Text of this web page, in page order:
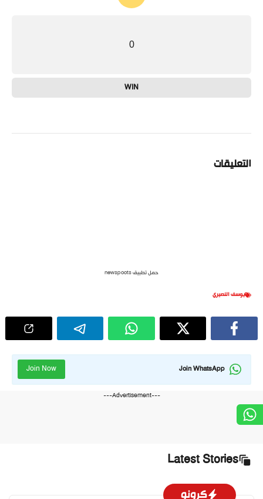
0
WIN
التعليقات
حمل تطبيق newspoots
يوسف النصيري
Join WhatsApp
Join Now
---Advertisement---
Latest Stories
كرونو